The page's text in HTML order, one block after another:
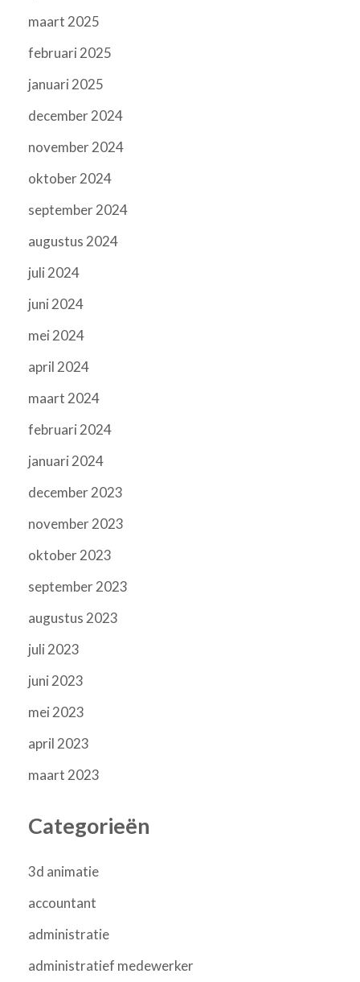
maart 2025
februari 2025
januari 2025
december 2024
november 2024
oktober 2024
september 2024
augustus 2024
juli 2024
juni 2024
mei 2024
april 2024
maart 2024
februari 2024
januari 2024
december 2023
november 2023
oktober 2023
september 2023
augustus 2023
juli 2023
juni 2023
mei 2023
april 2023
maart 2023
Categorieën
3d animatie
accountant
administratie
administratief medewerker